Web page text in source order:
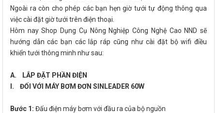
Ngoài ra còn cho phép các bạn hẹn giờ tưới tự động thông qua
việc cài đặt giờ tưới trên điện thoại.
Hôm nay Shop Dụng Cụ Nông Nghiệp Công Nghệ Cao NND sẽ
hướng dẫn các bạn các lắp ráp cũng như cài đặt bộ wifi điều
khiển tưới thông minh như sau:
A. LẮP ĐẶT PHẦN ĐIỆN
I. ĐỐI VỚI MÁY BƠM ĐƠN SINLEADER 60W
Bước 1: Đấu điện máy bơm với đầu ra của bộ nguồn